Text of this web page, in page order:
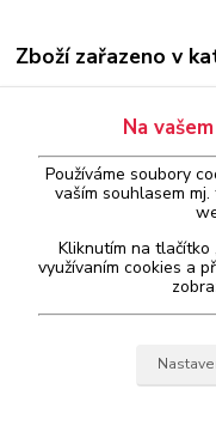
Zboží zařazeno v
Diagnostika
Počítačová
Seat
Na
Používáme soubory
vaším souhlasem
Kliknutím na tlačítko
využívaním cookies a